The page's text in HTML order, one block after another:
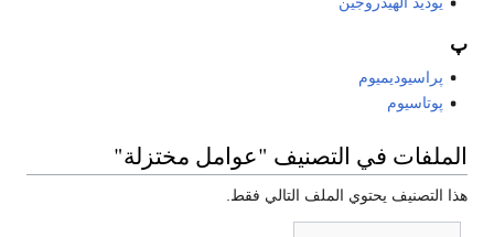
پ
پراسيوديميوم
پوتاسيوم
الملفات في التصنيف "عوامل مختزلة"
هذا التصنيف يحتوي الملف التالي فقط.